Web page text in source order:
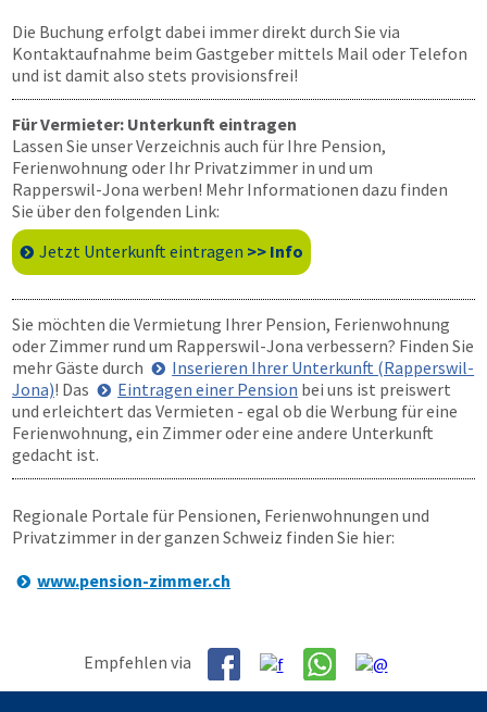
Die Buchung erfolgt dabei immer direkt durch Sie via
Kontaktaufnahme beim Gastgeber mittels Mail oder Telefon
und ist damit also stets provisionsfrei!
Für Vermieter: Unterkunft eintragen
Lassen Sie unser Verzeichnis auch für Ihre Pension,
Ferienwohnung oder Ihr Privatzimmer in und um
Rapperswil-Jona werben! Mehr Informationen dazu finden
Sie über den folgenden Link:
Jetzt Unterkunft eintragen >> Info
Sie möchten die Vermietung Ihrer Pension, Ferienwohnung
oder Zimmer rund um Rapperswil-Jona verbessern? Finden Sie
mehr Gäste durch
Inserieren Ihrer Unterkunft (Rapperswil-
Jona)! Das Eintragen einer Pension bei uns ist preiswert
und erleichtert das Vermieten - egal ob die Werbung für eine
Ferienwohnung, ein Zimmer oder eine andere Unterkunft
gedacht ist.
Regionale Portale für Pensionen, Ferienwohnungen und
Privatzimmer in der ganzen Schweiz finden Sie hier:
www.pension-zimmer.ch
Empfehlen via